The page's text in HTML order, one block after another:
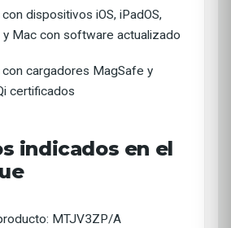
dispositivos iOS, iPadOS,
y Mac con software actualizado
cargadores MagSafe y
certificados
indicados en el
MTJV3ZP/A